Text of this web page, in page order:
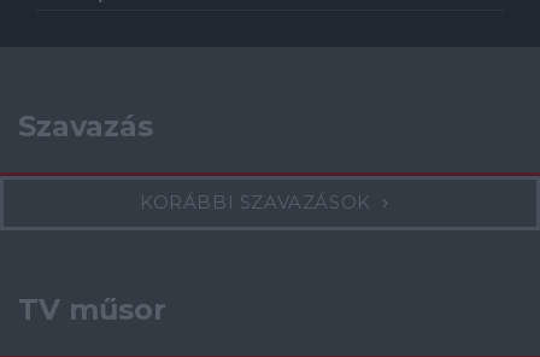
Szavazás
KORÁBBI SZAVAZÁSOK
TV műsor